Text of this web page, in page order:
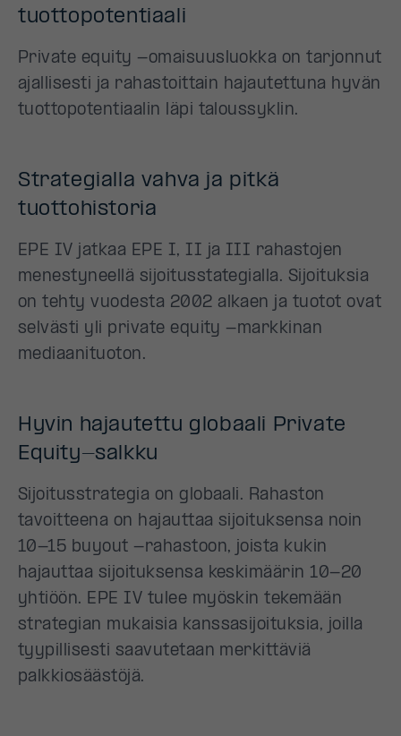
tuottopotentiaali
Private equity -omaisuusluokka on tarjonnut
ajallisesti ja rahastoittain hajautettuna hyvän
tuottopotentiaalin läpi taloussyklin.
Strategialla vahva ja pitkä
tuottohistoria
EPE IV jatkaa EPE I, II ja III rahastojen
menestyneellä sijoitusstategialla. Sijoituksia
on tehty vuodesta 2002 alkaen ja tuotot ovat
selvästi yli private equity -markkinan
mediaanituoton.
Hyvin hajautettu globaali Private
Equity-salkku
Sijoitusstrategia on globaali. Rahaston
tavoitteena on hajauttaa sijoituksensa noin
10-15 buyout -rahastoon, joista kukin
hajauttaa sijoituksensa keskimäärin 10-20
yhtiöön. EPE IV tulee myöskin tekemään
strategian mukaisia kanssasijoituksia, joilla
tyypillisesti saavutetaan merkittäviä
palkkiosäästöjä.